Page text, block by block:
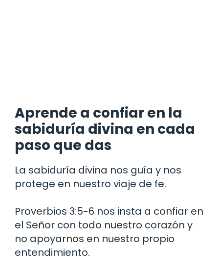
Aprende a confiar en la
sabiduría divina en cada
paso que das
La sabiduría divina nos guía y nos
protege en nuestro viaje de fe.
Proverbios 3:5-6 nos insta a confiar en
el Señor con todo nuestro corazón y
no apoyarnos en nuestro propio
entendimiento.